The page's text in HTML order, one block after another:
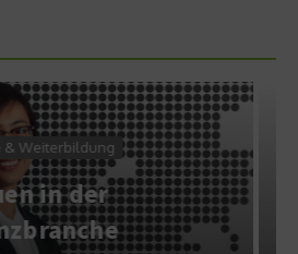
Dienstleistung
Rente – Für wen
sich die Basisrente?